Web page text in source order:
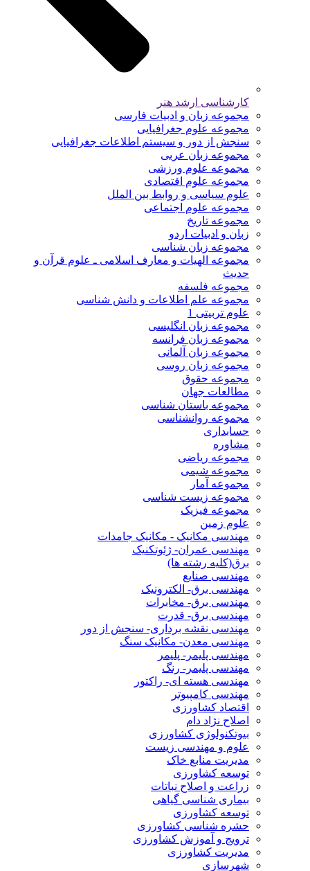
کارشناسی ارشد هنر
مجموعه زبان و ادبیات فارسی
مجموعه علوم جغرافیایی
سنجش از دور و سیستم اطلاعات جغرافیایی
مجموعه زبان عربی
مجموعه علوم ورزشی
مجموعه علوم اقتصادی
علوم سیاسی و روابط بین الملل
مجموعه علوم اجتماعی
مجموعه تاریخ
زبان و ادبیات اردو
مجموعه زبان شناسی
مجموعه الهیات و معارف اسلامی ـ علوم قرآن و
حدیث
مجموعه فلسفه
مجموعه علم اطلاعات و دانش شناسی
علوم تربیتی 1
مجموعه زبان انگلیسی
مجموعه زبان فرانسه
مجموعه زبان آلمانی
مجموعه زبان روسی
مجموعه حقوق
مطالعات جهان
مجموعه باستان شناسی
مجموعه روانشناسی
حسابداری
مشاوره
مجموعه ریاضی
مجموعه شیمی
مجموعه آمار
مجموعه زیست شناسی
مجموعه فیزیک
علوم زمین
مهندسی مکانیک - مکانیک جامدات
مهندسی عمران- ژئوتکنیک
برق(کلیه رشته ها)
مهندسی صنایع
مهندسی برق- الکترونیک
مهندسی برق- مخابرات
مهندسی برق- قدرت
مهندسی نقشه برداری- سنجش از دور
مهندسی معدن- مکانیک سنگ
مهندسی پلیمر- پلیمر
مهندسی پلیمر- رنگ
مهندسی هسته ای- راکتور
مهندسی کامپیوتر
اقتصاد کشاورزی
اصلاح نژاد دام
بیوتکنولوژی کشاورزی
علوم و مهندسی زیست
مدیریت منابع خاک
توسعه کشاورزی
زراعت و اصلاح نباتات
بیماری شناسی گیاهی
توسعه کشاورزی
حشره شناسی کشاورزی
ترویج و آموزش کشاورزی
مدیریت کشاورزی
شهرسازی